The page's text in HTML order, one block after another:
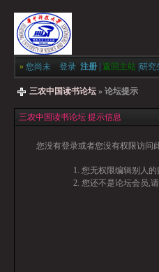
» 您尚未 登录 注册 返回主站 研究
三农中国读书论坛 » 论坛提示
三农中国读书论坛 提示信息
您没有登录或者您没有权限访问
您无权限编辑别人的
您还不是论坛会员,